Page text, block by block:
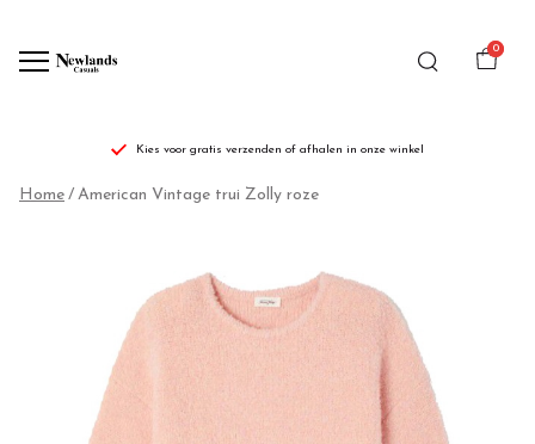
0
Kies voor gratis verzenden of afhalen in onze winkel
American
Zolly
roze
Home American Vintage trui Zolly roze